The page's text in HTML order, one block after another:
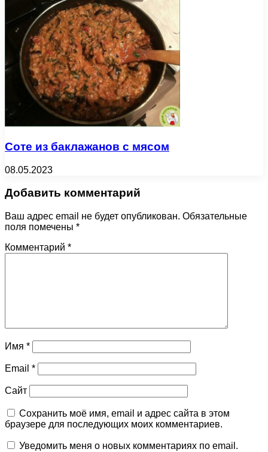
Соте из баклажанов с мясом
08.05.2023
Добавить комментарий
Ваш адрес email не будет опубликован. Обязательные
поля помечены *
Комментарий *
Имя *
Email *
Сайт
Сохранить моё имя, email и адрес сайта в этом
браузере для последующих моих комментариев.
Уведомить меня о новых комментариях по email.